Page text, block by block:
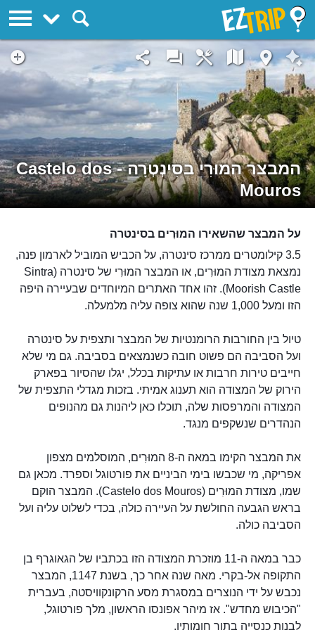
המבצר המוּרִי בסִינְטְרָה - Castelo dos
Mouros
על המבצר שהשאירו המוּרִים בסינטרה
3.5 קילומטרים ממרכז סינטרה, על הכביש המוביל לארמון פנה,
נמצאת מצודת המוּרִים, או המבצר המוּרִי של סינטרה (Sintra
Moorish Castle). זהו אחד האתרים המיוחדים שבעיירה היפה
הזו ומעל 1,000 שנה שהוא צופה עליה מלמעלה.
טיול בין החורבות הרומנטיות של המבצר ותצפית על סינטרה
ועל הסביבה הם פשוט חובה כשנמצאים בסביבה. גם מי שלא
חייבים טירות חרבות או עתיקות בכלל, יגלו שהסיור בפארק
הירוק של המצודה הוא תענוג אמיתי. בזכות מגדלי התצפית של
המצודה והמרפסות שלה, תוכלו כאן ליהנות גם מהנופים
הנהדרים שנשקפים מנגד.
את המבצר הקימו במאה ה-8 המוּרִים, המוסלמים מצפון
אפריקה, מי שכבשו בימי הביניים את פורטוגל וספרד. מכאן גם
שמו, מצודת המוּרִים (Castelo dos Mouros). המבצר הוקם
בראש הגבעה החולשת על העיירה כולה, בכדי לשלוט עליה ועל
הסביבה כולה.
כבר במאה ה-11 מוזכרת המצודה הזו בכתביו של הגאוגרף בן
התקופה אל-בקרי. מאה שנה אחר כך, בשנת 1147, המבצר
נכבש על ידי הנוצרים במסגרת מסע הרקונקוויסטה, בעברית
"הכיבוש מחדש". אז מיהר אפונסו הראשון, מלך פורטוגל,
לבנות כנסייה בתוך חומותיו.
EZTrip